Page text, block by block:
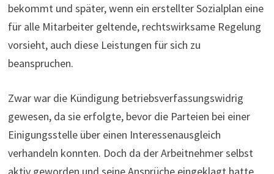
bekommt und später, wenn ein erstellter Sozialplan eine
für alle Mitarbeiter geltende, rechtswirksame Regelung
vorsieht, auch diese Leistungen für sich zu
beanspruchen.
Zwar war die Kündigung betriebsverfassungswidrig
gewesen, da sie erfolgte, bevor die Parteien bei einer
Einigungsstelle über einen Interessenausgleich
verhandeln konnten. Doch da der Arbeitnehmer selbst